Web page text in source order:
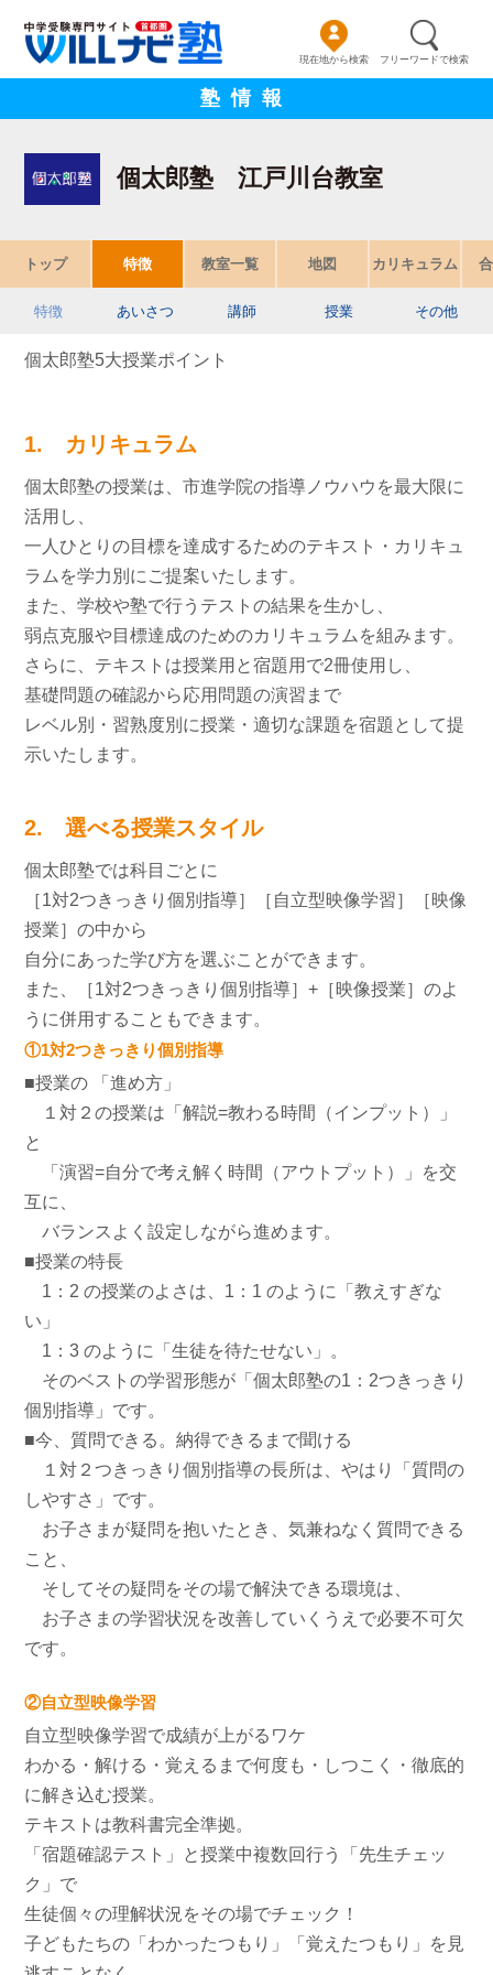
現在地から検索 フリーワードで検索
塾情報
個太郎塾 江戸川台教室
トップ 特徴 教室一覧 地図 カリキュラム
特徴 あいさつ 講師 授業 その他
個太郎塾5大授業ポイント
1. カリキュラム
個太郎塾の授業は、市進学院の指導ノウハウを最大限に
活用し、
一人ひとりの目標を達成するためのテキスト・カリキュ
ラムを学力別にご提案いたします。
また、学校や塾で行うテストの結果を生かし、
弱点克服や目標達成のためのカリキュラムを組みます。
さらに、テキストは授業用と宿題用で2冊使用し、
基礎問題の確認から応用問題の演習まで
レベル別・習熟度別に授業・適切な課題を宿題として提
示いたします。
2. 選べる授業スタイル
個太郎塾では科目ごとに
［1対2つきっきり個別指導］［自立型映像学習］［映像
授業］の中から
自分にあった学び方を選ぶことができます。
また、［1対2つきっきり個別指導］+［映像授業］のよ
うに併用することもできます。
①1対2つきっきり個別指導
■授業の 「進め方」
１対２の授業は「解説=教わる時間（インプット）」
と
「演習=自分で考え解く時間（アウトプット）」を交
互に、
バランスよく設定しながら進めます。
■授業の特長
1：2 の授業のよさは、1：1 のように「教えすぎな
い」
1：3 のように「生徒を待たせない」。
そのベストの学習形態が「個太郎塾の1：2つきっきり
個別指導」です。
■今、質問できる。納得できるまで聞ける
１対２つきっきり個別指導の長所は、やはり「質問の
しやすさ」です。
お子さまが疑問を抱いたとき、気兼ねなく質問できる
こと、
そしてその疑問をその場で解決できる環境は、
お子さまの学習状況を改善していくうえで必要不可欠
です。
②自立型映像学習
自立型映像学習で成績が上がるワケ
わかる・解ける・覚えるまで何度も・しつこく・徹底的
に解き込む授業。
テキストは教科書完全準拠。
「宿題確認テスト」と授業中複数回行う「先生チェッ
ク」で
生徒個々の理解状況をその場でチェック！
子どもたちの「わかったつもり」「覚えたつもり」を見